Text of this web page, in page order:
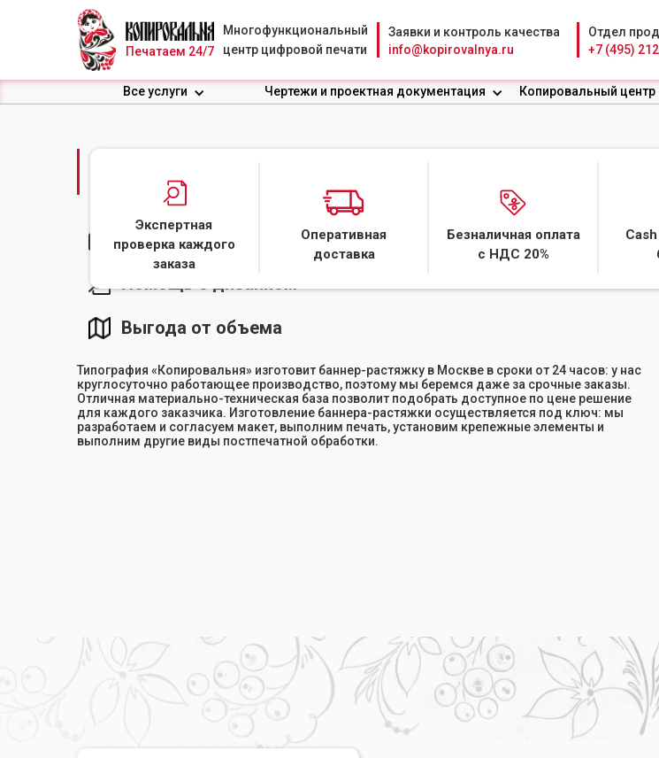
Печатаем 24/7
Многофункциональный
центр цифровой печати
Заявки и контроль качества
info@kopirovalnya.ru
Отдел
+7 (495)
Все услуги Чертежи и проектная документация Копировальный центр
ИЗГОТОВЛЕНИЕ БАННЕРА-РАСТЯЖКИ
Шесть способов оплаты и чек для физлиц
Помощь с дизайном
Выгода от объема
Типография «Копировальня» изготовит баннер-растяжку в Москве в сроки от 24 часов: у нас
круглосуточно работающее производство, поэтому мы беремся даже за срочные заказы.
Отличная материально-техническая база позволит подобрать доступное по цене решение
для каждого заказчика. Изготовление баннера-растяжки осуществляется под ключ: мы
разработаем и согласуем макет, выполним печать, установим крепежные элементы и
выполним другие виды постпечатной обработки.
Экспертная
проверка каждого
заказа
Оперативная
доставка
Безналичная оплата
с НДС 20%
Печать баннеров • Изготовление баннера-растяжки